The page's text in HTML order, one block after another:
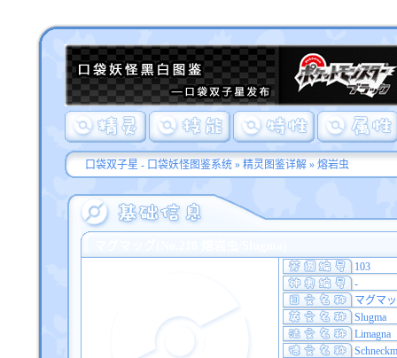
口袋双子星 - 口袋妖怪图鉴系统» 精灵图鉴详解» 熔岩虫
103
-
マグマ
Slugma
Limagna